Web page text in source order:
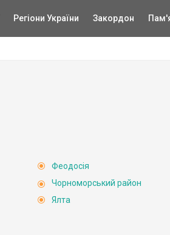
Регіони України Закордон
Феодосія
Чорноморський район
Ялта